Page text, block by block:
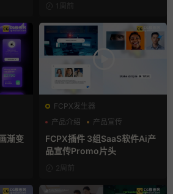
1周前
渐变
FCPX发生器
产品介绍
产品宣传
产品展示
FCPX插件 3组SaaS软件Ai产
品宣传Promo片头
2周前